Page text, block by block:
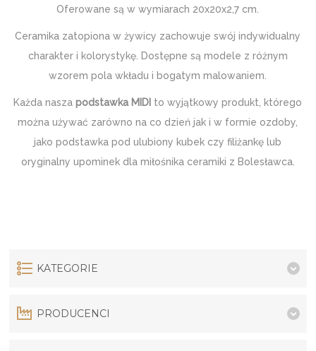
Oferowane są w wymiarach 20x20x2,7 cm.
Ceramika zatopiona w żywicy zachowuje swój indywidualny
charakter i kolorystykę. Dostępne są modele z różnym
wzorem pola wkładu i bogatym malowaniem.
Każda naszapodstawka MIDI to wyjątkowy produkt, którego
można używać zarówno na co dzień jak i w formie ozdoby,
jako podstawka pod ulubiony kubek czy filiżankę lub
oryginalny upominek dla miłośnika ceramiki z Bolesławca.
KATEGORIE
PRODUCENCI